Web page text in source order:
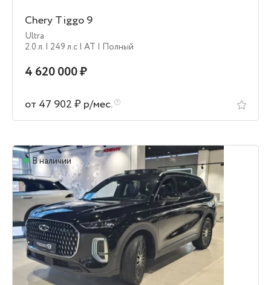
Chery Tiggo 9
Ultra
2.0 л. | 249 л.c | AT | Полный
4 620 000 ₽
от 47 902 ₽ р/мес.
В наличии